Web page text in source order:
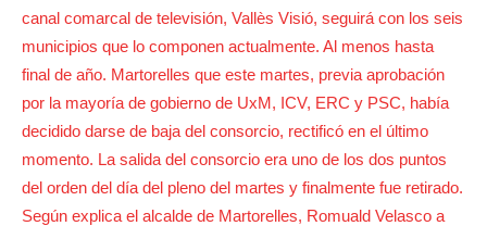
canal comarcal de televisión, Vallès Visió, seguirá con los seis
municipios que lo componen actualmente. Al menos hasta
final de año. Martorelles que este martes, previa aprobación
por la mayoría de gobierno de UxM, ICV, ERC y PSC, había
decidido darse de baja del consorcio, rectificó en el último
momento. La salida del consorcio era uno de los dos puntos
del orden del día del pleno del martes y finalmente fue retirado.
Según explica el alcalde de Martorelles, Romuald Velasco a